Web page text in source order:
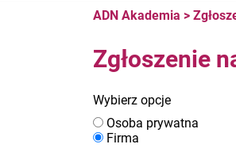
ADN Akademia >
Zgłoszenie
Wybierz opcje
Osoba prywatna
Firma